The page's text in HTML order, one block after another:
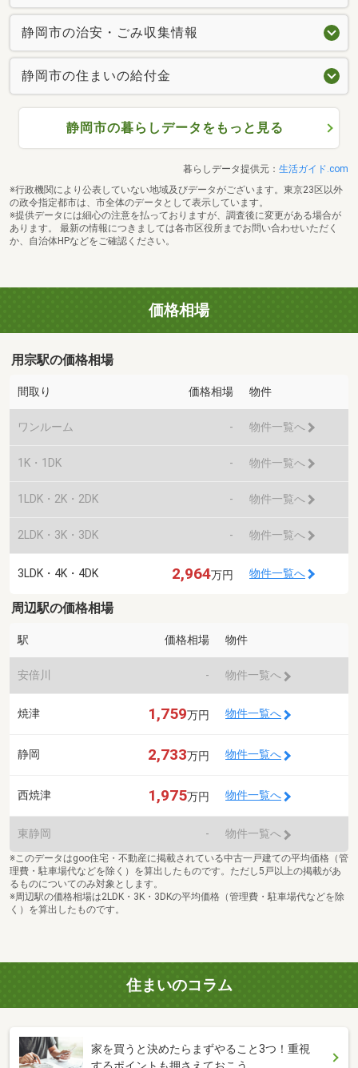
静岡市の治安・ごみ収集情報
静岡市の住まいの給付金
静岡市の暮らしデータをもっと見る
暮らしデータ提供元： 生活ガイド.com
※行政機関により公表していない地域及びデータがございます。東京23区以外
の政令指定都市は、市全体のデータとして表示しています。
※提供データには細心の注意を払っておりますが、調査後に変更がある場合が
あります。 最新の情報につきましては各市区役所までお問い合わせいただく
か、自治体HPなどをご確認ください。
価格相場
用宗駅の価格相場
間取り 価格相場 物件
ワンルーム - 物件一覧へ
1K・1DK - 物件一覧へ
1LDK・2K・2DK - 物件一覧へ
2LDK・3K・3DK - 物件一覧へ
3LDK・4K・4DK 2,964万円 物件一覧へ
周辺駅の価格相場
駅 価格相場 物件
安倍川 - 物件一覧へ
焼津 1,759万円 物件一覧へ
静岡 2,733万円 物件一覧へ
西焼津 1,975万円 物件一覧へ
東静岡 - 物件一覧へ
※このデータはgoo住宅・不動産に掲載されている中古一戸建ての平均価格（管
理費・駐車場代などを除く）を算出したものです。ただし5戸以上の掲載があ
るものについてのみ対象とします。
※周辺駅の価格相場は2LDK・3K・3DKの平均価格（管理費・駐車場代などを除
く）を算出したものです。
住まいのコラム
家を買うと決めたらまずやること3つ！重視